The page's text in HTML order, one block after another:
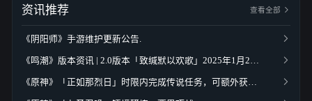
资讯推荐 查看全部
《阴阳师》手游维护更新公告.
《鸣潮》版本资讯 | 2.0版本「致缄默以欢歌」2025年1月2日即将更新
《原神》「正如那烈日」时限内完成传说任务，可额外获得原石、角色突破素材等奖励